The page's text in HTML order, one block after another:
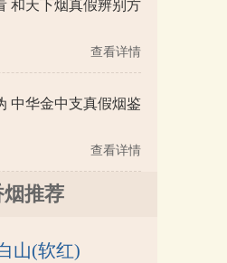
和天下烟真假辨别方
查看详情
中华金中支真假烟鉴
查看详情
推荐
山(软红)